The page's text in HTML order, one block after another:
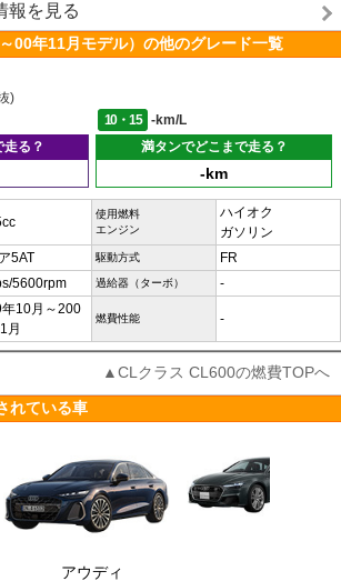
報を見る
00年11月モデル）の他のグレード一覧
)
10・15
-km/L
る？
満タンでどこまで走る？
-km
使用燃料
エンジン
ハイオク
ガソリン
5AT 駆動方式 FR
5600rpm 過給器（ターボ） -
10月～200
月
燃費性能 -
▲CLクラス CL600の燃費TOPへ
れている車
アウディ